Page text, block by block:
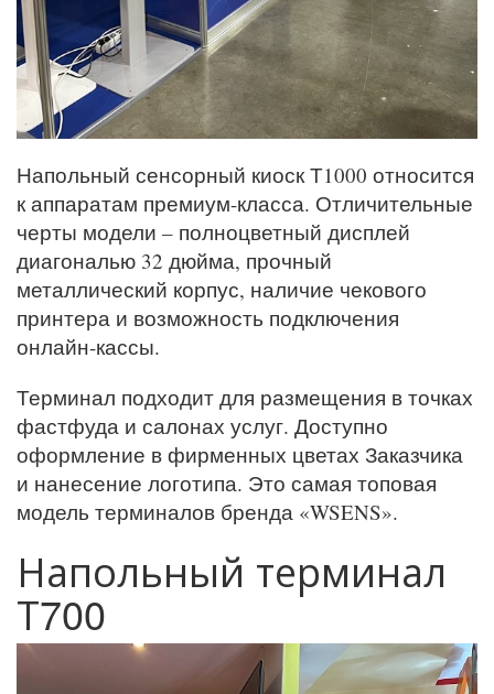
Напольный сенсорный киоск Т1000 относится
к аппаратам премиум-класса. Отличительные
черты модели – полноцветный дисплей
диагональю 32 дюйма, прочный
металлический корпус, наличие чекового
принтера и возможность подключения
онлайн-кассы.
Терминал подходит для размещения в точках
фастфуда и салонах услуг. Доступно
оформление в фирменных цветах Заказчика
и нанесение логотипа. Это самая топовая
модель терминалов бренда «WSENS».
Напольный терминал
Т700